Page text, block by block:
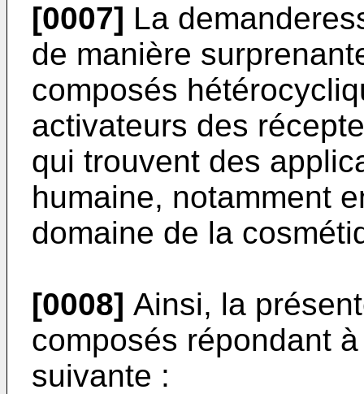
[0007] La
de manière
composés
activateurs des
qui trouvent des
humaine, notamment
domaine de la
[0008] Ainsi, la
composés répondant
suivante :